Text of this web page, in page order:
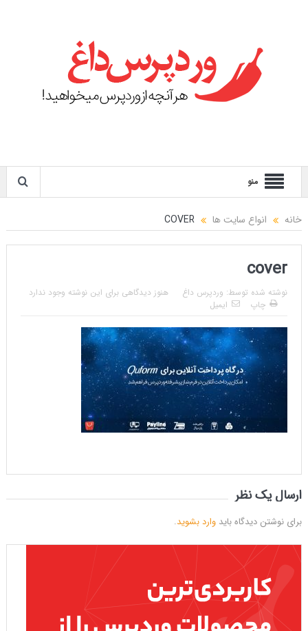
منو
خانه انواع سایت ها COVER
cover
نوشته شده توسط: وردپرس داغ
هنوز دیدگاهی برای این نوشته وجود ندارد
چاپ
ایمیل
ارسال یک نظر
برای نوشتن دیدگاه باید وارد بشوید.